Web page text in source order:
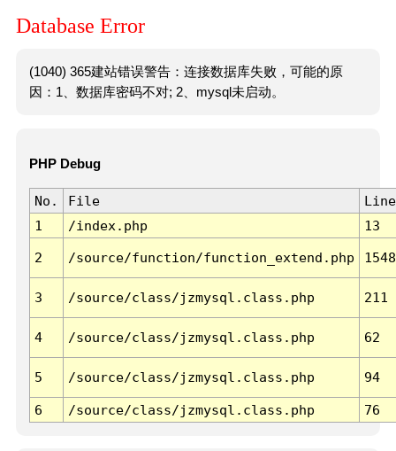
Database Error
(1040) 365建站错误警告：连接数据库失败，可能的原
因：1、数据库密码不对; 2、mysql未启动。
PHP Debug
No. File
Line
1
/index.php 13
2 /source/function/function_extend.php 1548
3 /source/class/jzmysql.class.php 211
4 /source/class/jzmysql.class.php 62
5 /source/class/jzmysql.class.php 94
6 /source/class/jzmysql.class.php 76